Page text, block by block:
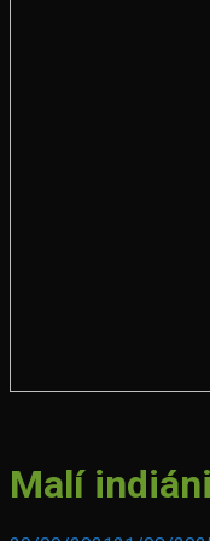
World
Dog
Malí